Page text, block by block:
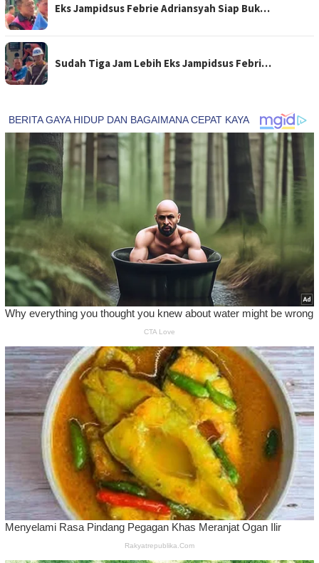
Eks Jampidsus Febrie Adriansyah Siap Buk…
Sudah Tiga Jam Lebih Eks Jampidsus Febri…